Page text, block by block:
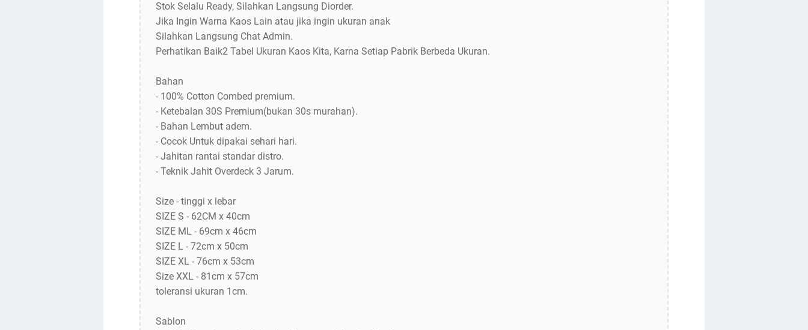
Stok Selalu Ready, Silahkan Langsung Diorder.
Jika Ingin Warna Kaos Lain atau jika ingin ukuran anak
Silahkan Langsung Chat Admin.
Perhatikan Baik2 Tabel Ukuran Kaos Kita, Karna Setiap Pabrik Berbeda Ukuran.
Bahan
- 100% Cotton Combed premium.
- Ketebalan 30S Premium(bukan 30s murahan).
- Bahan Lembut adem.
- Cocok Untuk dipakai sehari hari.
- Jahitan rantai standar distro.
- Teknik Jahit Overdeck 3 Jarum.
Size - tinggi x lebar
SIZE S - 62CM x 40cm
SIZE ML - 69cm x 46cm
SIZE L - 72cm x 50cm
SIZE XL - 76cm x 53cm
Size XXL - 81cm x 57cm
toleransi ukuran 1cm.
Sablon